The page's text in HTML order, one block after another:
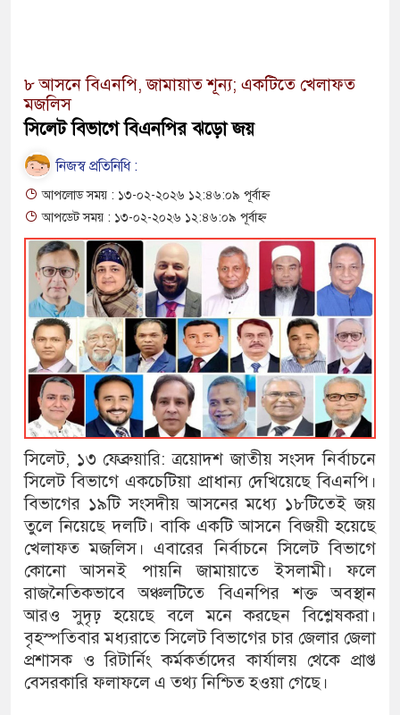
৮ আসনে বিএনপি, জামায়াত শূন্য; একটিতে খেলাফত
মজলিস
সিলেট বিভাগে বিএনপির ঝড়ো জয়
নিজস্ব প্রতিনিধি :
আপলোড সময় : ১৩-০২-২০২৬ ১২:৪৬:০৯ পূর্বাহ্ন
আপডেট সময় : ১৩-০২-২০২৬ ১২:৪৬:০৯ পূর্বাহ্ন
সিলেট, ১৩ ফেব্রুয়ারি: ত্রয়োদশ জাতীয় সংসদ নির্বাচনে
সিলেট বিভাগে একচেটিয়া প্রাধান্য দেখিয়েছে বিএনপি।
বিভাগের ১৯টি সংসদীয় আসনের মধ্যে ১৮টিতেই জয়
তুলে নিয়েছে দলটি। বাকি একটি আসনে বিজয়ী হয়েছে
খেলাফত মজলিস। এবারের নির্বাচনে সিলেট বিভাগে
কোনো আসনই পায়নি জামায়াতে ইসলামী। ফলে
রাজনৈতিকভাবে অঞ্চলটিতে বিএনপির শক্ত অবস্থান
আরও সুদৃঢ় হয়েছে বলে মনে করছেন বিশ্লেষকরা।
বৃহস্পতিবার মধ্যরাতে সিলেট বিভাগের চার জেলার জেলা
প্রশাসক ও রিটার্নিং কর্মকর্তাদের কার্যালয় থেকে প্রাপ্ত
বেসরকারি ফলাফলে এ তথ্য নিশ্চিত হওয়া গেছে।